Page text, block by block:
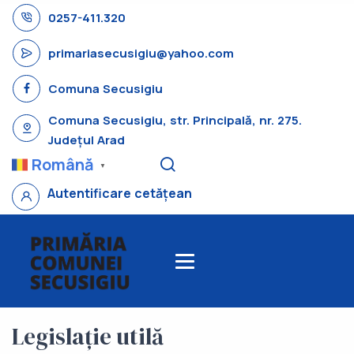
0257-411.320
primariasecusigiu@yahoo.com
Comuna Secusigiu
Comuna Secusigiu, str. Principală, nr. 275.
Județul Arad
Română ▼
Autentificare cetățean
Legislație utilă